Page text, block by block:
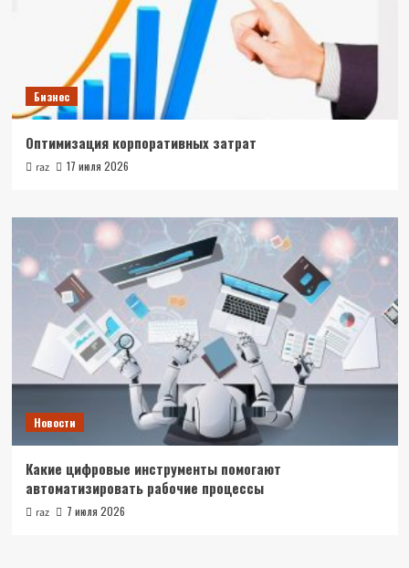
Бизнес
Оптимизация корпоративных затрат
raz 17 июля 2026
Новости
Какие цифровые инструменты помогают
автоматизировать рабочие процессы
raz 7 июля 2026